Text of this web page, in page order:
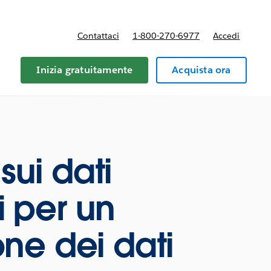
Contattaci 1-800-270-6977 Accedi
Inizia gratuitamente Acquista ora
dati
per un
dei dati